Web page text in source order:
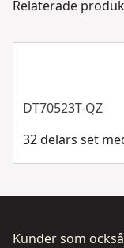
Bitsdiameter
Kundsupport
Relaterade
DT70523T-QZ
32 delars set
Kunder som